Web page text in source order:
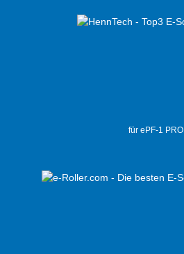
für ePF-1 PRO